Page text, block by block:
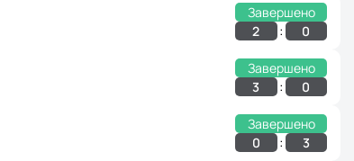
Завершено
2 : 0
Завершено
3 : 0
Завершено
0 : 3